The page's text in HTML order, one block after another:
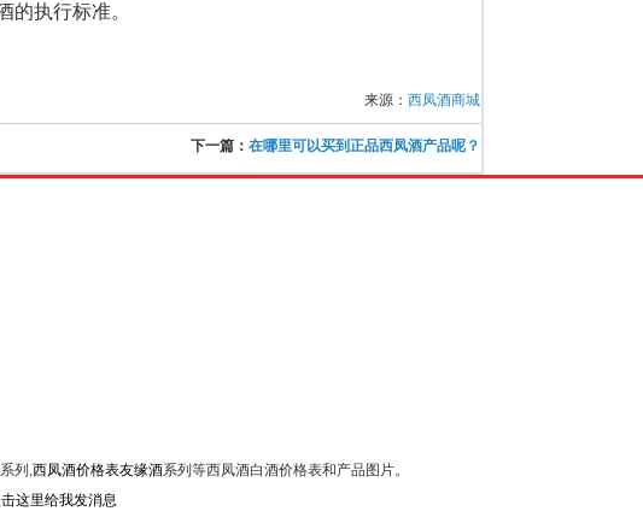
的执行标准。
来源： 西凤酒商城
下一篇： 在哪里可以买到正品西凤酒产品呢？
系列,西凤酒价格表友缘酒系列等西凤酒白酒价格表和产品图片。